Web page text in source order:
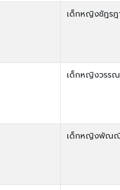
เด็กหญิงชัฎรฎ
เด็กหญิงวรรณ
เด็กหญิงพัณณิ